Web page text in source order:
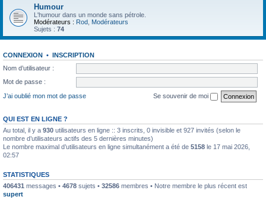
Humour
L'humour dans un monde sans pétrole.
Modérateurs : Rod Modérateurs
Sujets : 74
CONNEXION • INSCRIPTION
Nom d’utilisateur :
Mot de passe :
J’ai oublié mon mot de passe
Se souvenir de moi
QUI EST EN LIGNE ?
Au total, il y a 930 utilisateurs en ligne :: 3 inscrits, 0 invisible et 927 invités (selon le
nombre d’utilisateurs actifs des 5 dernières minutes)
Le nombre maximal d’utilisateurs en ligne simultanément a été de 5158 le 17 mai 2026,
02:57
STATISTIQUES
406431 messages • 4678 sujets • 32586 membres • Notre membre le plus récent est
supert